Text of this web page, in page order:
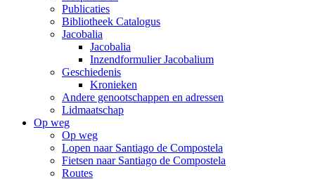
Publicaties
Bibliotheek Catalogus
Jacobalia
Jacobalia
Inzendformulier Jacobalium
Geschiedenis
Kronieken
Andere genootschappen en adressen
Lidmaatschap
Op weg
Op weg
Lopen naar Santiago de Compostela
Fietsen naar Santiago de Compostela
Routes